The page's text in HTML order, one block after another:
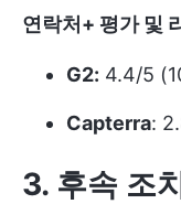
연락처+ 평가 및
G2: 4.4/5
Capterra:
3. 후속 조